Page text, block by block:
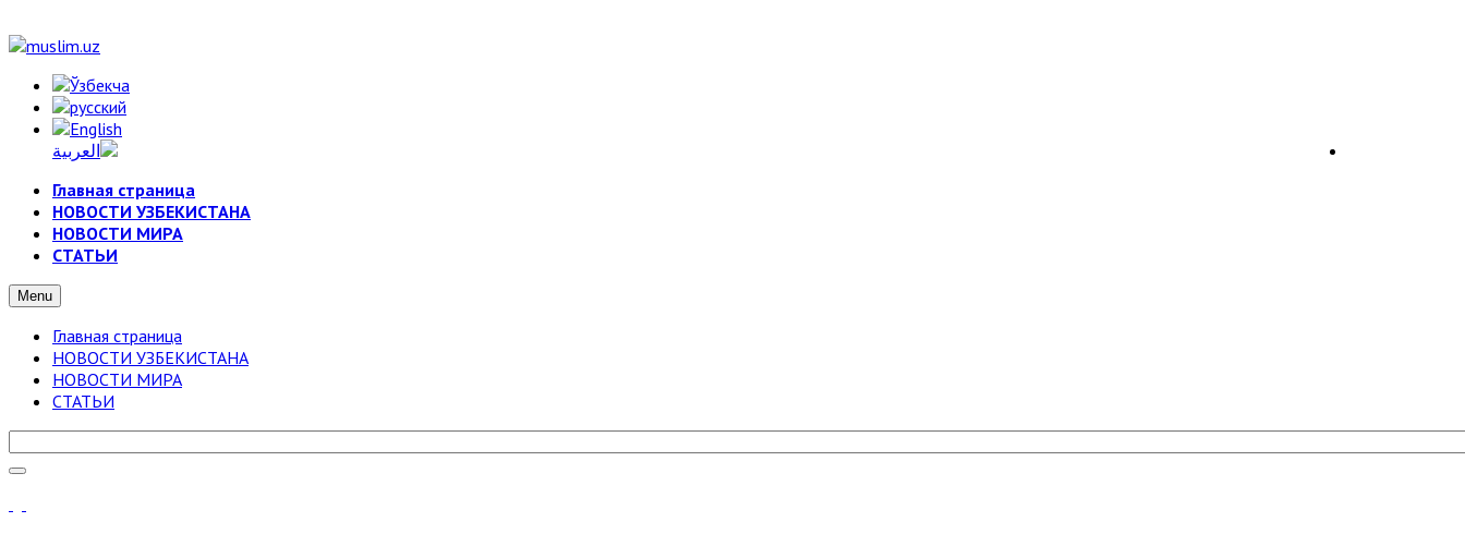
Главная страница
НОВОСТИ УЗБЕКИСТАНА
НОВОСТИ МИРА
СТАТЬИ
Menu
Главная страница
НОВОСТИ УЗБЕКИСТАНА
НОВОСТИ МИРА
СТАТЬИ